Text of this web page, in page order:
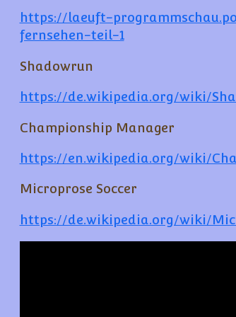
https://laeuft-
fernsehen-teil-1
Shadowrun
https://de.wikipedia.org/wiki/
Championship Manager
https://en.wikipedia.org/wiki/
Microprose Soccer
https://de.wikipedia.org/wiki/